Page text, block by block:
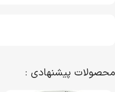
محصولات پیشنهادی :